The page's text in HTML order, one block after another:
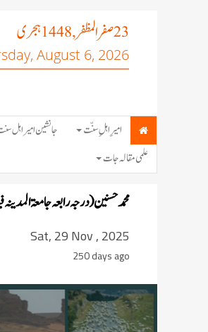
23صفر المظفر, 1448 ہجری
August 6, 2026
امیرِ اہلِ سنّت جانشین امیر اہل
علمی مقالہ جات
محمد حسنین (درجہ رابعہ جامعۃ
Sat, 29 Nov , 2025
250 days ago